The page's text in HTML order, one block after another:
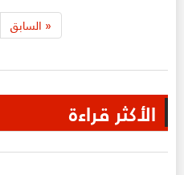
« السابق
الأكثر قراءة